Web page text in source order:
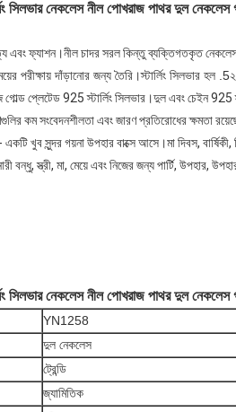
সিলভার নেকলেস নীল পোখরাজ পাথর দুল নেকলেস
এবং ফ্যাশন।নীল চাদর সরল কিন্তু ব্যক্তিগতকৃত
পরীক্ষায় দাঁড়ানোর জন্য তৈরি।স্টার্লিং সিলভার
প্লেটেড 925 স্টার্লিং সিলভার।দুল এবং চেইন 925
কম সংবেদনশীলতা এবং জারণ প্রতিরোধের ক্ষমতা
খুব সুন্দর গয়না উপহার বাক্সে আসে।মা দিবস,
বন্ধু, স্ত্রী, মা, মেয়ে এবং নিজের জন্য পার্টি, উপহার,
সিলভার নেকলেস নীল পোখরাজ পাথর দুল নেকলেস
YN1258
দুল নেকলেস
ট্রেন্ডি
জ্যামিতিক